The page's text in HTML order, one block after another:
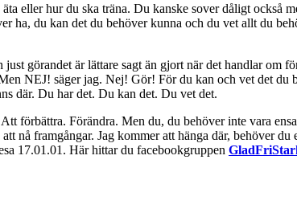
eller hur du ska träna. Du kanske sover dåligt också
ha, du kan det du behöver kunna och du vet allt du
görandet är lättare sagt än gjort när det handlar
NEJ! säger jag. Nej! Gör! För du kan och vet det
där. Du har det. Du kan det. Du vet det.
förbättra. Förändra. Men du, du behöver inte vara
nå framgångar. Jag kommer att hänga där, behöver
17.01.01. Här hittar du facebookgruppen